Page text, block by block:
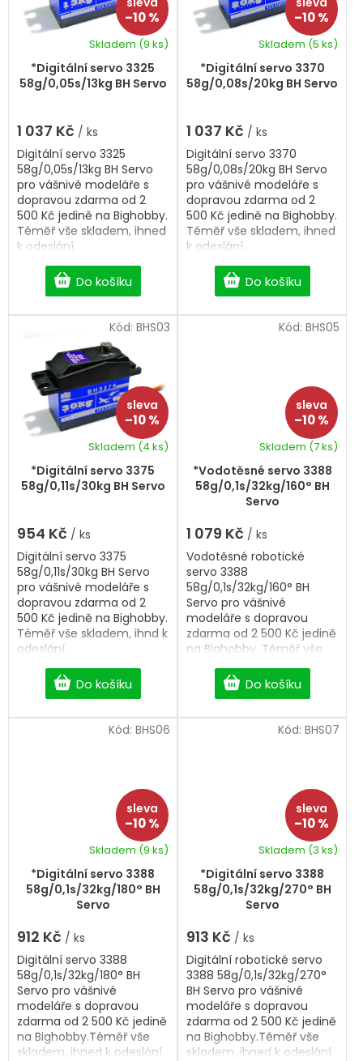
–10 %
*Digitální servo 3325
58g/0,05s/13kg BH Servo
Skladem (9 ks)
1 037 Kč / ks
Do košíku
Digitální servo 3325
58g/0,05s/13kg BH Servo
pro vášnivé modeláře s
dopravou zdarma od 2
500 Kč jedině na Bighobby.
Téměř vše skladem, ihned
k odeslání.
–10 %
*Digitální servo 3370
58g/0,08s/20kg BH Servo
Skladem (5 ks)
1 037 Kč / ks
Do košíku
Digitální servo 3370
58g/0,08s/20kg BH Servo
pro vášnivé modeláře s
dopravou zdarma od 2
500 Kč jedině na Bighobby.
Téměř vše skladem, ihned
k odeslání.
–10 %
*Digitální servo 3375
58g/0,11s/30kg BH Servo
Skladem (4 ks)
954 Kč / ks
Do košíku
Digitální servo 3375
58g/0,11s/30kg BH Servo
pro vášnivé modeláře s
dopravou zdarma od 2
500 Kč jedině na Bighobby.
Téměř vše skladem, ihnd k
odeslání.
Kód: BHS03
–10 %
*Vodotěsné servo 3388
58g/0,1s/32kg/160° BH
Servo
Skladem (7 ks)
1 079 Kč / ks
Do košíku
Vodotěsné robotické
servo 3388
58g/0,1s/32kg/160° BH
Servo pro vášnivé
modeláře s dopravou
zdarma od 2 500 Kč jedině
na Bighobby. Téměř vše
skladem, ihned k odeslání.
Kód: BHS05
–10 %
*Digitální servo 3388
58g/0,1s/32kg/180° BH
Servo
Skladem (9 ks)
912 Kč / ks
Digitální servo 3388
58g/0,1s/32kg/180° BH
Servo pro vášnivé
modeláře s dopravou
zdarma od 2 500 Kč jedině
na Bighobby.Téměř vše
skladem, ihned k odeslání.
Kód: BHS06
–10 %
*Digitální servo 3388
58g/0,1s/32kg/270° BH
Servo
Skladem (3 ks)
913 Kč / ks
Digitální robotické servo
3388 58g/0,1s/32kg/270°
BH Servo pro vášnivé
modeláře s dopravou
zdarma od 2 500 Kč jedině
na Bighobby.Téměř vše
skladem, ihned k odeslání.
Kód: BHS07